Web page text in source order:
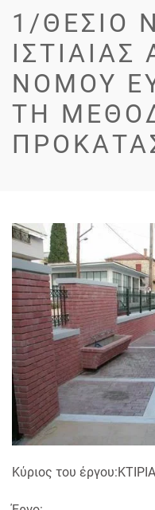
1/ΘΕΣΙΟ
ΝΟΜΟΎ
ΤΗ
Κύριος του